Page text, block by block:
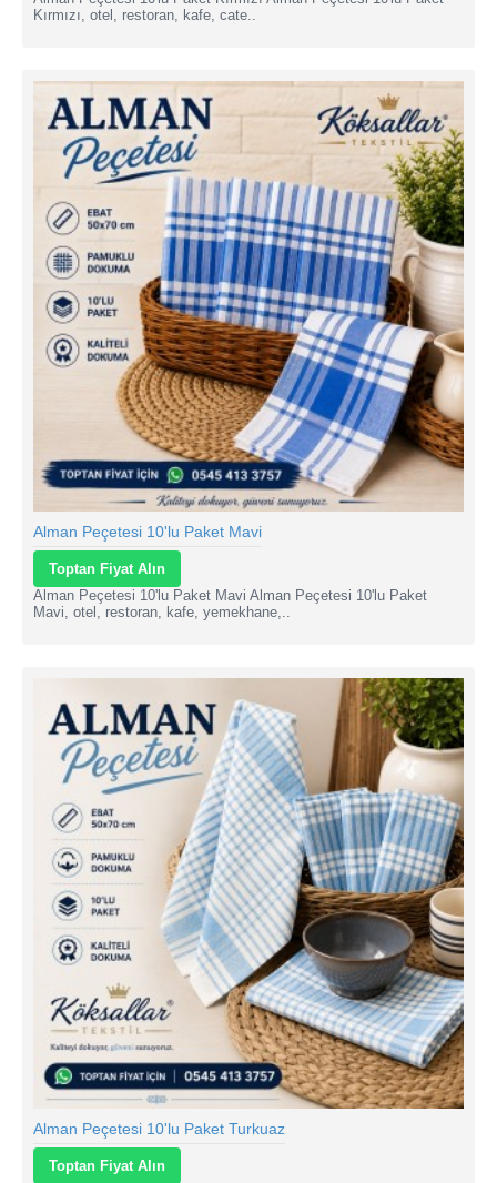
Kırmızı, otel, restoran, kafe, cate..
Alman Peçetesi 10'lu Paket Mavi
Toptan Fiyat Alın
Alman Peçetesi 10'lu Paket Mavi Alman Peçetesi 10'lu Paket
Mavi, otel, restoran, kafe, yemekhane,..
Alman Peçetesi 10'lu Paket Turkuaz
Toptan Fiyat Alın